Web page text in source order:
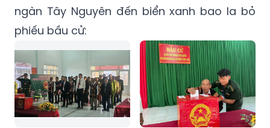
ngàn Tây Nguyên đến biển xanh bao la bỏ
phiếu bầu cử: